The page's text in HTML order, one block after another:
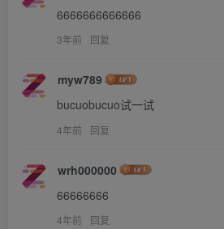
6666666666666
3年前 回复
myw789
bucuobucuo试一试
4年前 回复
wrh000000
66666666
4年前 回复